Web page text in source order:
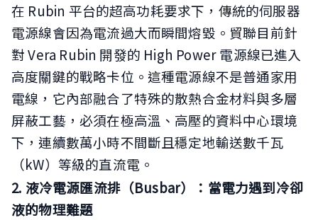
在 Rubin 平台的超高功耗要求下，傳統的伺服器
電源線會因為電流過大而瞬間熔毀。貿聯目前針
對 Vera Rubin 開發的 High Power 電源線已進入
高度關鍵的戰略卡位。這種電源線不是普通家用
電線，它內部融合了特殊的散熱合金材料與多層
屏蔽工藝，必須在極高溫、高壓的資料中心環境
下，連續數萬小時不間斷且穩定地輸送數千瓦
（kW）等級的直流電。
2. 液冷電源匯流排（Busbar）：當電力遇到冷卻
液的物理難題